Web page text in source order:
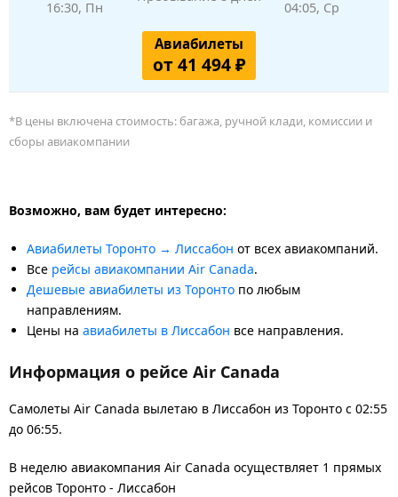
16:30, Пн 04:05, Ср
Авиабилеты
от 41 494 ₽
*В цены включена стоимость: багажа, ручной клади, комиссии и
сборы авиакомпании
Возможно, вам будет интересно:
Авиабилеты Торонто → Лиссабон от всех авиакомпаний.
Все рейсы авиакомпании Air Canada.
Дешевые авиабилеты из Торонто по любым
направлениям.
Цены на авиабилеты в Лиссабон все направления.
Информация о рейсе Air Canada
Самолеты Air Canada вылетаю в Лиссабон из Торонто с 02:55
до 06:55.
В неделю авиакомпания Air Canada осуществляет 1 прямых
рейсов Торонто - Лиссабон